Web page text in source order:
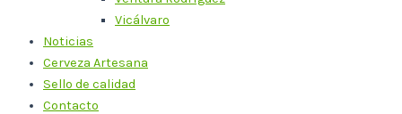
Vicálvaro
Noticias
Cerveza Artesana
Sello de calidad
Contacto